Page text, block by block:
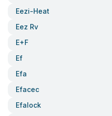
Eezi-Heat
Eez Rv
E+f
Ef
Efa
Efacec
Efalock